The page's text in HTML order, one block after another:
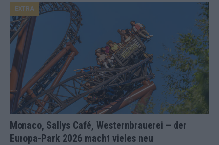
Monaco, Sallys Café, Westernbrauerei – der
Europa-Park 2026 macht vieles neu
EXTRA